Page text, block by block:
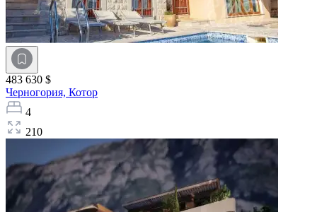
483 630 $
Черногория, Котор
4
210